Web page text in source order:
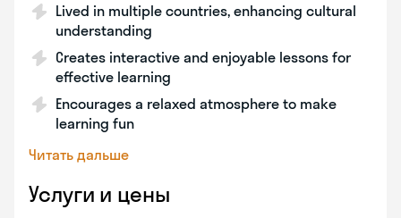
Lived in multiple countries, enhancing cultural
understanding
Creates interactive and enjoyable lessons for
effective learning
Encourages a relaxed atmosphere to make
learning fun
Читать дальше
Услуги и цены